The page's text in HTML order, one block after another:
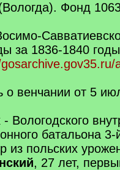
Фонд
за 1836-1840 годы
о венчании от 5
Вологодского
батальона
из польских
, 27 лет,